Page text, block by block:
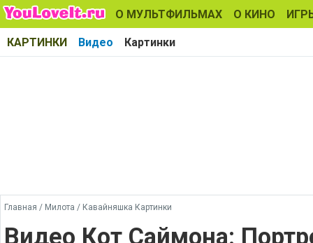
О МУЛЬТФИЛЬМАХ О КИНО
КАРТИНКИ Видео Картинки
Главная / Милота / Кавайняшка Картинки
Видео Кот Саймона: